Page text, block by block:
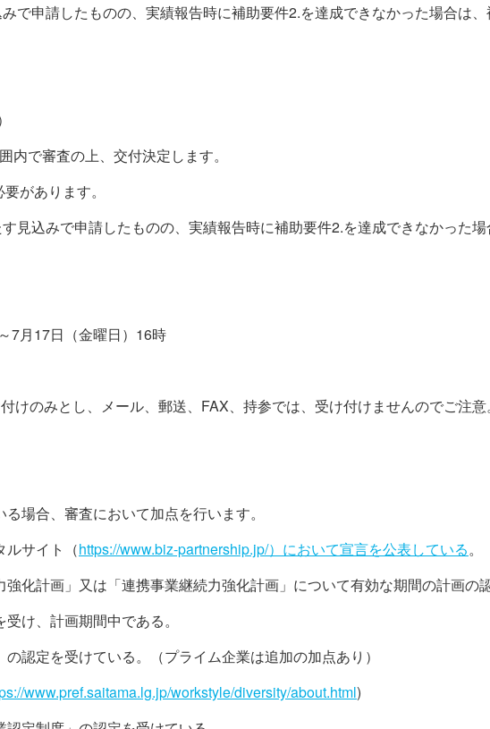
で申請したものの、実績報告時に補助要件2.を達成できなかった場合は
内で審査の上、交付決定します。
があります。
見込みで申請したものの、実績報告時に補助要件2.を達成できなかった
7月17日（金曜日）16時
けのみとし、メール、郵送、 FAX、持参では、受け付けませんのでご注意。
場合、審査において加点を行います。
ルサイト（https://www.biz-partnership.jp/）において宣言を公表している。
化計画」又は「連携事業継続力強化計画」について有効な期間の計画の
け、計画期間中である。
認定を受けている。（プライム企業は追加の加点あり）
www.pref.saitama.lg.jp/workstyle/diversity/about.html)